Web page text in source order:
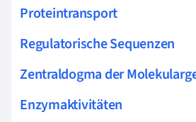
Proteintransport
Regulatorische Sequenzen
Zentraldogma der
Enzymaktivitäten